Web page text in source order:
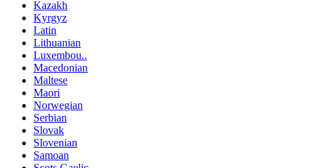
Kazakh
Kyrgyz
Latin
Lithuanian
Luxembou..
Macedonian
Maltese
Maori
Norwegian
Serbian
Slovak
Slovenian
Samoan